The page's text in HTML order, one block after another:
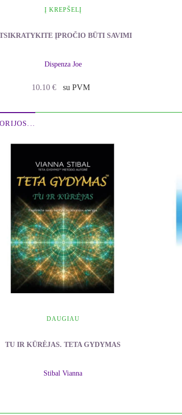
Į KREPŠELĮ
ĮPROČIO BŪTI SAVIMI
Dispenza Joe
10.10 € su PVM
DAUGIAU
TU IR KŪRĖJAS. TETA GYDYMAS
Stibal Vianna